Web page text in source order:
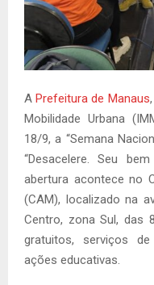
APrefeitura de Manaus
Mobilidade Urbana
18/9, a “Semana
“Desacelere. Seu
abertura acontece no
(CAM), localizado na
Centro, zona Sul, das
gratuitos, serviços
ações educativas.